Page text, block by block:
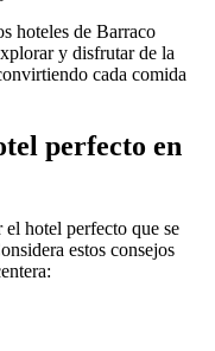
hoteles de Barraco
y disfrutar de la
cada comida
perfecto en
hotel perfecto que se
estos consejos